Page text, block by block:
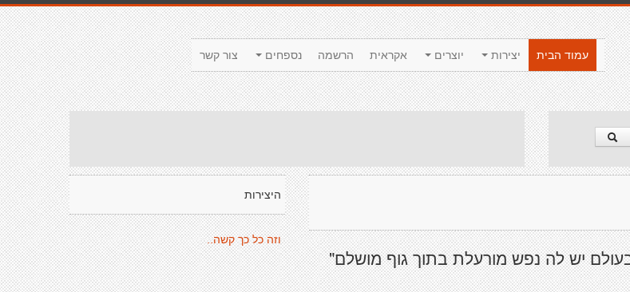
צור קשר נספחים הרשמה אקראית יוצרים יצירות
עמוד הבית
היצירות
וזה כל כך קשה..
יש לה נפש מורעלת בתוך גוף מושלם"